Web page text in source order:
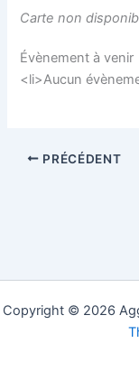
Carte non
Évènement à venir
<li>Aucun
PRÉCÉDENT
Copyright © 2026